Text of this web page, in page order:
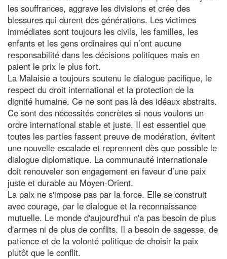
les souffrances, aggrave les divisions et crée des
blessures qui durent des générations. Les victimes
immédiates sont toujours les civils, les familles, les
enfants et les gens ordinaires qui n’ont aucune
responsabilité dans les décisions politiques mais en
paient le prix le plus fort.
La Malaisie a toujours soutenu le dialogue pacifique, le
respect du droit international et la protection de la
dignité humaine. Ce ne sont pas là des idéaux abstraits.
Ce sont des nécessités concrètes si nous voulons un
ordre international stable et juste. Il est essentiel que
toutes les parties fassent preuve de modération, évitent
une nouvelle escalade et reprennent dès que possible le
dialogue diplomatique. La communauté internationale
doit renouveler son engagement en faveur d’une paix
juste et durable au Moyen-Orient.
La paix ne s'impose pas par la force. Elle se construit
avec courage, par le dialogue et la reconnaissance
mutuelle. Le monde d'aujourd'hui n'a pas besoin de plus
d'armes ni de plus de conflits. Il a besoin de sagesse, de
patience et de la volonté politique de choisir la paix
plutôt que le conflit.